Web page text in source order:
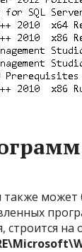
также
строится на